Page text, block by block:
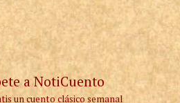
a NotiCuento
un cuento clásico semanal